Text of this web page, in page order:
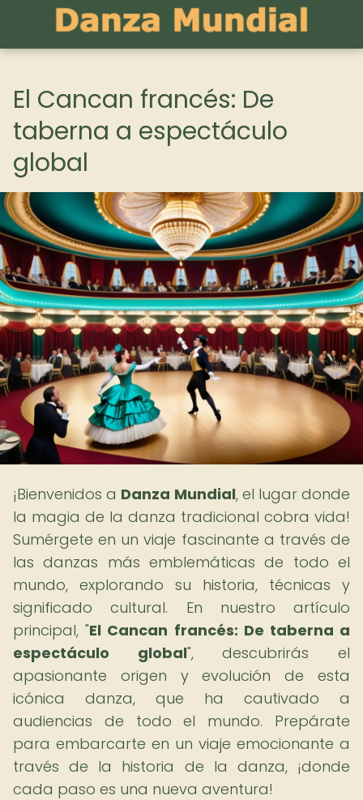
El Cancan francés: De
taberna a espectáculo
global
¡Bienvenidos a Danza Mundial, el lugar donde
la magia de la danza tradicional cobra vida!
Sumérgete en un viaje fascinante a través de
las danzas más emblemáticas de todo el
mundo, explorando su historia, técnicas y
significado cultural. En nuestro artículo
principal, "El Cancan francés: De taberna a
espectáculo global", descubrirás el
apasionante origen y evolución de esta
icónica danza, que ha cautivado a
audiencias de todo el mundo. Prepárate
para embarcarte en un viaje emocionante a
través de la historia de la danza, ¡donde
cada paso es una nueva aventura!